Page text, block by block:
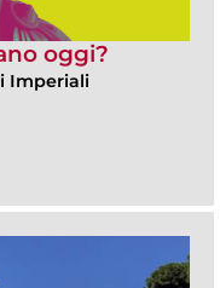
oggi?
Imperiali